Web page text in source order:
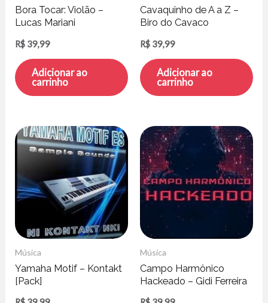
Bora Tocar: Violão –
Lucas Mariani
R$ 39,99
Adicionar ao
carrinho
Cavaquinho de A a Z –
Biro do Cavaco
R$ 39,99
Adicionar ao
carrinho
Música
Yamaha Motif – Kontakt
[Pack]
Música
Campo Harmônico
Hackeado – Gidi Ferreira